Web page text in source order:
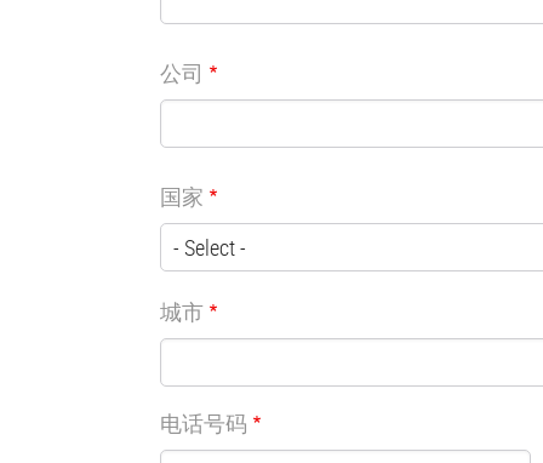
公司
国家
城市
电话号码